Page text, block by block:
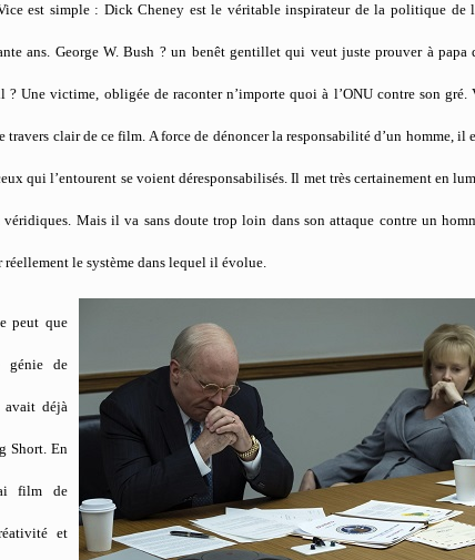
est simple : Dick Cheney est le véritable inspirateur de la politique de
ans. George W. Bush ? un benêt gentillet qui veut juste prouver à papa
? Une victime, obligée de raconter n’importe quoi à l’ONU contre son gré.
travers clair de ce film. A force de dénoncer la responsabilité d’un homme, il
qui l’entourent se voient déresponsabilisés. Il met très certainement en
Mais il va sans doute trop loin dans son attaque contre un
réellement le système dans lequel il évolue.
peut que
génie de
avait déjà
Short. En
film de
et